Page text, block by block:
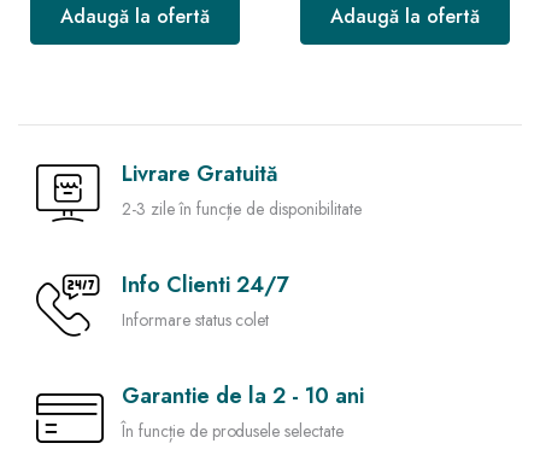
Adaugă la ofertă Adaugă la ofertă
Livrare Gratuită
2-3 zile în funcție de disponibilitate
Info Clienti 24/7
Informare status colet
Garantie de la 2 - 10 ani
În funcție de produsele selectate